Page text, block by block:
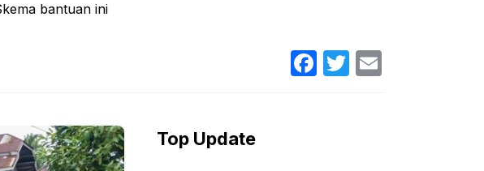
bantuan ini
Facebook
Twitter
Top Update